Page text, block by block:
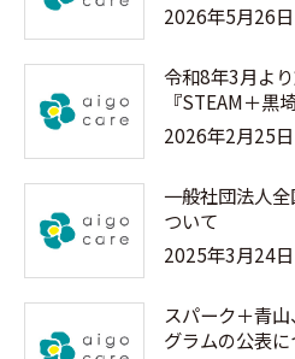
2026年5月26日
令和8年3月よ
『STEAM＋黒
2026年2月25日
一般社団法人
ついて
2025年3月24日
スパーク＋青
グラムの公表